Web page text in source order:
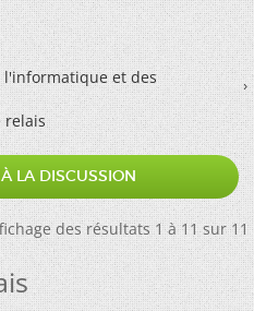
l'informatique et des
relais
LA DISCUSSION
des résultats 1 à 11 sur 11